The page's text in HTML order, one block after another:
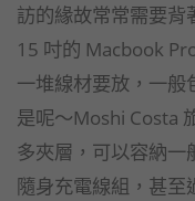
訪的緣故常常需要背
15 吋的 Macbook
一堆線材要放，一般
是呢～Moshi Costa
多夾層，可以容納一
隨身充電線組，甚至